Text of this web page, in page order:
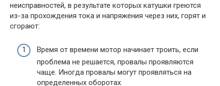
неисправностей, в результате которых катушки греются
из-за прохождения тока и напряжения через них, горят и
сгорают:
Время от времени мотор начинает троить, если
проблема не решается, провалы проявляются
чаще. Иногда провалы могут проявляться на
определенных оборотах.